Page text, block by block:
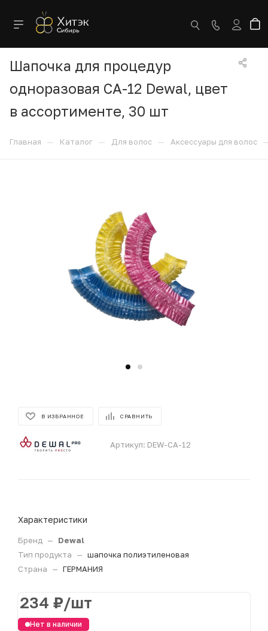
Шапочка для процедур
одноразовая CA-12 Dewal, цвет
в ассортименте, 30 шт
Главная — Каталог — Для волос — Аксессуары для волос
В ИЗБРАННОЕ СРАВНИТЬ
Артикул: DEW-CA-12
Характеристики
Бренд —
Dewal
Тип продукта
— шапочка полиэтиленовая
Страна
— ГЕРМАНИЯ
234 ₽/шт
Нет в наличии